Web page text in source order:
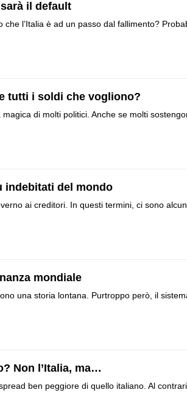
il default
l’Italia è ad un passo dal fallimento?
tutti i soldi che vogliono?
di molti politici. Anche se molti
indebitati del mondo
ai creditori. In questi termini, ci sono
mondiale
una storia lontana. Purtroppo però, il
Non l’Italia, ma…
ben peggiore di quello italiano. Al